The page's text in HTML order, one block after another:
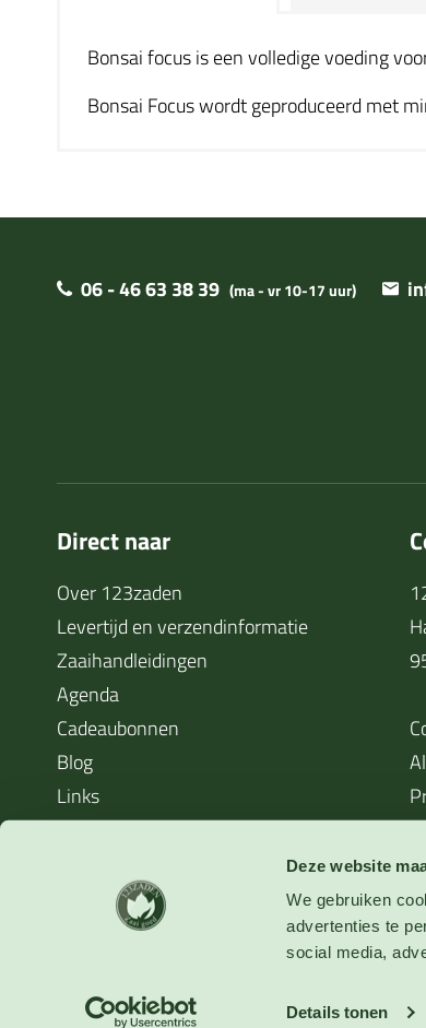
Deze website
We gebruiken
advertenties te
social media,
Details tonen
Bonsai focus is een volledige voeding
Bonsai Focus wordt geproduceerd met
06 - 46 63 38 39 (ma - vr 10-17 uur)
Direct naar
Over 123zaden
Levertijd en verzendinformatie
Zaaihandleidingen
Agenda
Cadeaubonnen
Blog
Links
Cookieverklaring
Waarom zaden soms niet kiemen
Betalingen: